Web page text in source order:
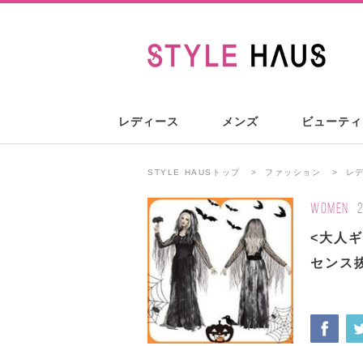
レディース メンズ ビューテ
STYLE HAUSトップ ファッション レ
WOMEN
<大人
センス